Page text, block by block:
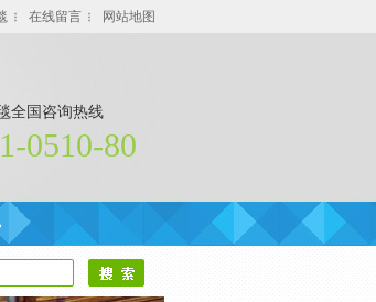
在线留言 网站地图
全国咨询热线
0510-80